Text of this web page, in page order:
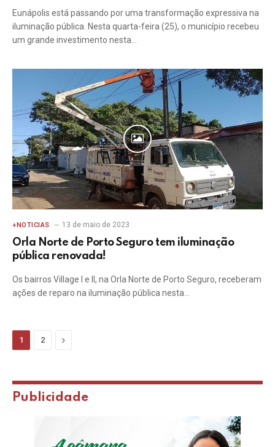
Eunápolis está passando por uma transformação expressiva na
iluminação pública. Nesta quarta-feira (25), o município recebeu
um grande investimento nesta…
+NOTICIAS 13 de maio de 2023
Orla Norte de Porto Seguro tem iluminação
pública renovada!
Os bairros Village I e II, na Orla Norte de Porto Seguro, receberam
ações de reparo na iluminação pública nesta…
1 2 Next
Publicidade